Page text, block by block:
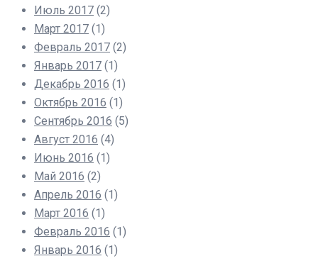
Июль 2017 (2)
Март 2017 (1)
Февраль 2017 (2)
Январь 2017 (1)
Декабрь 2016 (1)
Октябрь 2016 (1)
Сентябрь 2016 (5)
Август 2016 (4)
Июнь 2016 (1)
Май 2016 (2)
Апрель 2016 (1)
Март 2016 (1)
Февраль 2016 (1)
Январь 2016 (1)